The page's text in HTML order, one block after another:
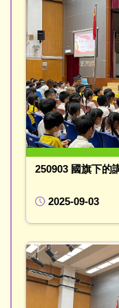
250903 國旗下的
2025-09-03